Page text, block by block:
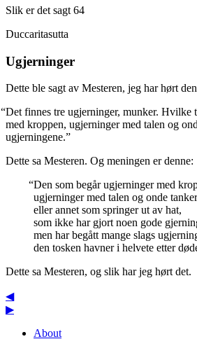
Slik er det sagt 64
Duccaritasutta
Ugjerninger
Dette ble sagt av Mesteren, jeg har hørt
“Det finnes tre ugjerninger, munker. Hvilke
med kroppen, ugjerninger med talen og
ugjerningene.”
Dette sa Mesteren. Og meningen er denne:
“Den som begår ugjerninger med
ugjerninger med talen og onde tanker
eller annet som springer ut av hat,
som ikke har gjort noen gode
men har begått mange slags
den tosken havner i helvete etter
Dette sa Mesteren, og slik har jeg hørt det.
◀
▶
About